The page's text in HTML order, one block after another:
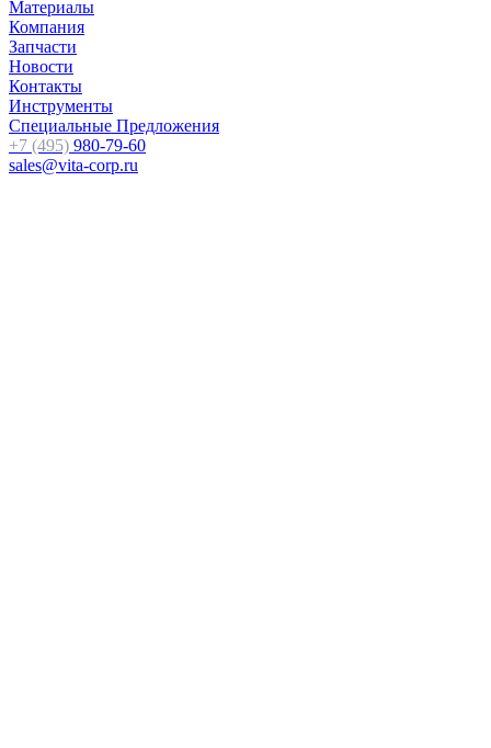
Материалы
Компания
Запчасти
Новости
Контакты
Инструменты
Специальные Предложения
+7 (495) 980-79-60
sales@vita-corp.ru